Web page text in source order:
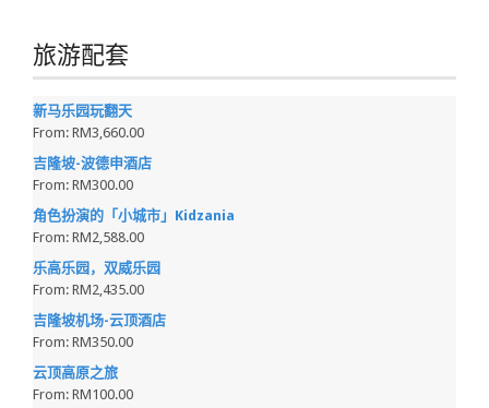
旅游配套
新马乐园玩翻天
From: RM3,660.00
吉隆坡-波德申酒店
From: RM300.00
角色扮演的「小城市」Kidzania
From: RM2,588.00
乐高乐园，双威乐园
From: RM2,435.00
吉隆坡机场-云顶酒店
From: RM350.00
云顶高原之旅
From: RM100.00